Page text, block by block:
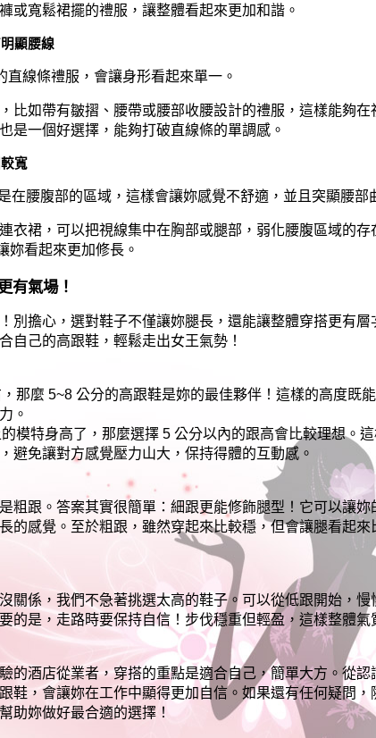
或寬鬆裙擺的禮服，讓整體看起來更加和諧。
顯腰線
直線條禮服，會讓身形看起來單一。
比如帶有皺摺、腰帶或腰部收腰設計的禮服，這樣能夠在
是一個好選擇，能夠打破直線條的單調感。
寬
在腰腹部的區域，這樣會讓妳感覺不舒適，並且突顯腰部
衣裙，可以把視線集中在胸部或腿部，弱化腰腹區域的存
妳看起來更加修長。
有氣場！
別擔心，選對鞋子不僅讓妳腿長，還能讓整體穿搭更有層
自己的高跟鞋，輕鬆走出女王氣勢！
那麼 5~8 公分的高跟鞋是妳的最佳夥伴！這樣的高度既
。
模特身高了，那麼選擇 5 公分以內的跟高會比較理想。
避免讓對方感覺壓力山大，保持得體的互動感。
粗跟。答案其實很簡單：細跟更能修飾腿型！它可以讓妳
的感覺。至於粗跟，雖然穿起來比較穩，但會讓腿看起來
關係，我們不急著挑選太高的鞋子。可以從低跟開始，慢
的是，走路時要保持自信！步伐穩重但輕盈，這樣整體氣
的酒店從業者，穿搭的重點是適合自己，簡單大方。從認
鞋，會讓妳在工作中顯得更加自信。如果還有任何疑問，
助妳做好最合適的選擇！